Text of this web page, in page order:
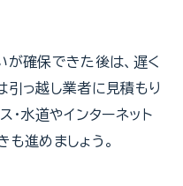
が確保できた後は、遅く
引っ越し業者に見積もり
・水道やインターネット
も進めましょう。